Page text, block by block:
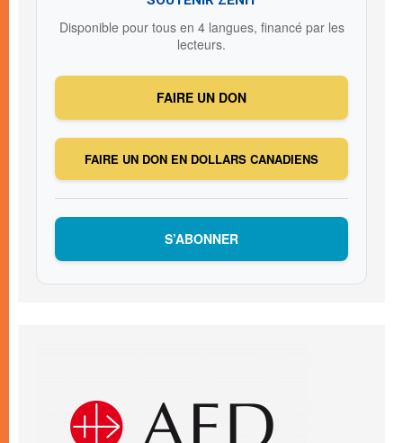
Disponible pour tous en 4 langues, financé par les
lecteurs.
FAIRE UN DON
FAIRE UN DON EN DOLLARS CANADIENS
S’ABONNER